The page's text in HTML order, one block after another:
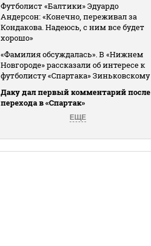
Футболист «Балтики» Эдуардо
Андерсон: «Конечно, переживал за
Кондакова. Надеюсь, с ним все будет
хорошо»
«Фамилия обсуждалась». В «Нижнем
Новгороде» рассказали об интересе к
футболисту «Спартака» Зиньковскому
Даку дал первый комментарий после
перехода в «Спартак»
ЕЩЕ